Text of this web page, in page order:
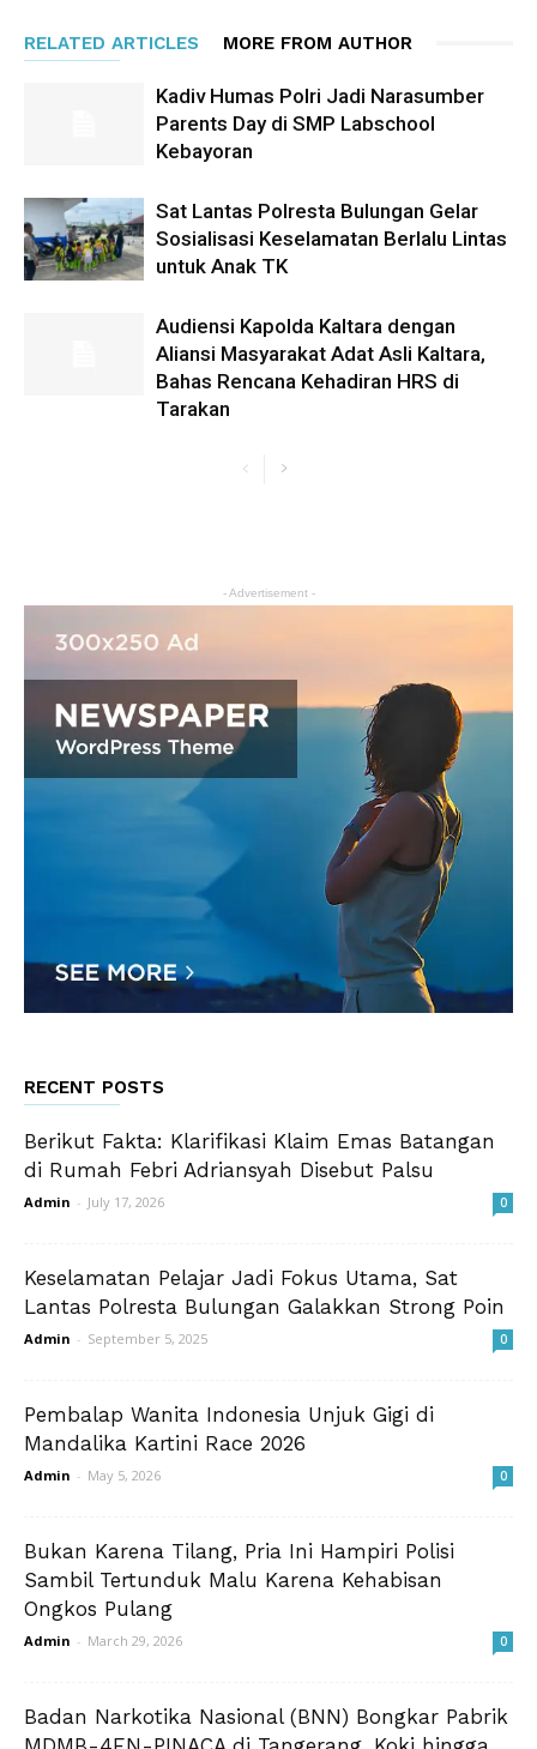
RELATED ARTICLES MORE FROM AUTHOR
Kadiv Humas Polri Jadi Narasumber
Parents Day di SMP Labschool
Kebayoran
Sat Lantas Polresta Bulungan Gelar
Sosialisasi Keselamatan Berlalu Lintas
untuk Anak TK
Audiensi Kapolda Kaltara dengan
Aliansi Masyarakat Adat Asli Kaltara,
Bahas Rencana Kehadiran HRS di
Tarakan
- Advertisement -
RECENT POSTS
Berikut Fakta: Klarifikasi Klaim Emas Batangan
di Rumah Febri Adriansyah Disebut Palsu
Admin - July 17, 2026 0
Keselamatan Pelajar Jadi Fokus Utama, Sat
Lantas Polresta Bulungan Galakkan Strong Poin
Admin - September 5, 2025 0
Pembalap Wanita Indonesia Unjuk Gigi di
Mandalika Kartini Race 2026
Admin - May 5, 2026 0
Bukan Karena Tilang, Pria Ini Hampiri Polisi
Sambil Tertunduk Malu Karena Kehabisan
Ongkos Pulang
Admin - March 29, 2026 0
Badan Narkotika Nasional (BNN) Bongkar Pabrik